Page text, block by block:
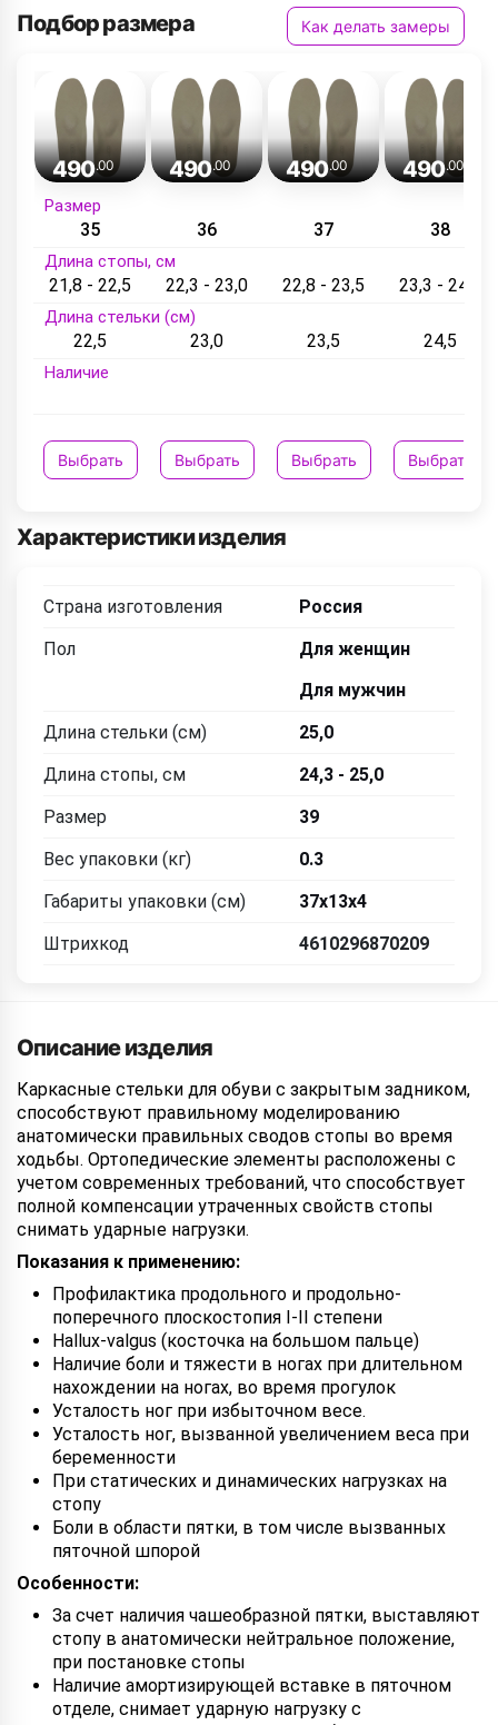
Подбор размера Как делать замеры
Размер
Длина стопы, см
Длина стельки (см)
Наличие
490.00
35
21,8 - 22,5
22,5
Выбрать
490.00
36
22,3 - 23,0
23,0
Выбрать
490.00
37
22,8 - 23,5
23,5
Выбрать
490.00
38
23,3 - 24,5
24,5
Выбрать
Характеристики изделия
Страна изготовления
Россия
Пол
Для женщин
Для мужчин
Длина стельки (см)
25,0
Длина стопы, см
24,3 - 25,0
Размер
39
Вес упаковки (кг)
0.3
Габариты упаковки (см)
37х13х4
Штрихкод
4610296870209
Описание изделия
Каркасные стельки для обуви с закрытым задником,
способствуют правильному моделированию
анатомически правильных сводов стопы во время
ходьбы. Ортопедические элементы расположены с
учетом современных требований, что способствует
полной компенсации утраченных свойств стопы
снимать ударные нагрузки.
Показания к применению:
Профилактика продольного и продольно-
поперечного плоскостопия I-II степени
Hallux-valgus (косточка на большом пальце)
Наличие боли и тяжести в ногах при длительном
нахождении на ногах, во время прогулок
Усталость ног при избыточном весе.
Усталость ног, вызванной увеличением веса при
беременности
При статических и динамических нагрузках на
стопу
Боли в области пятки, в том числе вызванных
пяточной шпорой
Особенности:
За счет наличия чашеобразной пятки, выставляют
стопу в анатомически нейтральное положение,
при постановке стопы
Наличие амортизирующей вставке в пяточном
отделе, снимает ударную нагрузку с